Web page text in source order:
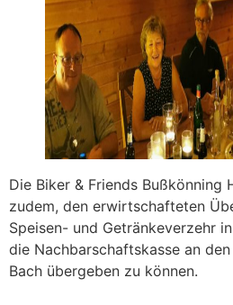
Die Biker & Friends Bußkönning
zudem, den erwirtschafteten
Speisen- und Getränkeverzehr
die Nachbarschaftskasse an
Bach übergeben zu können.